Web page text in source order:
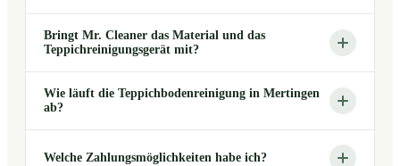
Bringt Mr. Cleaner das Material und das
Teppichreinigungsgerät mit?
Wie läuft die Teppichbodenreinigung in Mertingen
ab?
Welche Zahlungsmöglichkeiten habe ich?